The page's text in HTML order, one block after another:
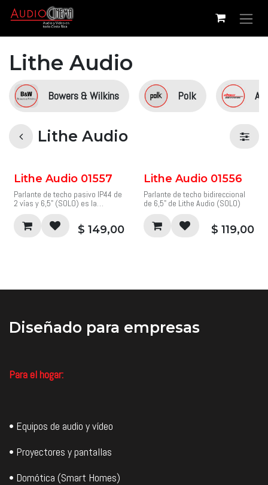
Ir al contenido
Lithe Audio
Bowers & Wilkins Polk
Lithe Audio
Lithe Audio 01557
Parlante de techo pasivo IP44 de
2 vías y 6,5" (SOLO) es la
su baño.
$ 149,00
Lithe Audio 01556
Parlante de techo bidireccional
de 6,5" de Lithe Audio (SOLO)
$ 119,00
Diseñado para empresas
Para el hogar:
• Equipos de audio y vídeo
• Proyectores y pantallas
• Domótica (Smart Homes)